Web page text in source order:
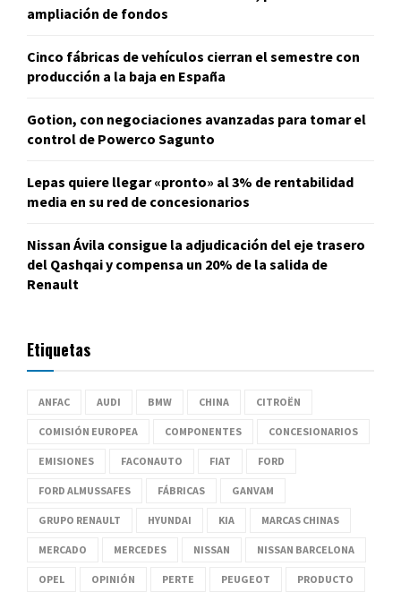
ampliación de fondos
Cinco fábricas de vehículos cierran el semestre con
producción a la baja en España
Gotion, con negociaciones avanzadas para tomar el
control de Powerco Sagunto
Lepas quiere llegar «pronto» al 3% de rentabilidad
media en su red de concesionarios
Nissan Ávila consigue la adjudicación del eje trasero
del Qashqai y compensa un 20% de la salida de
Renault
Etiquetas
ANFAC AUDI BMW CHINA CITROËN
COMISIÓN EUROPEA COMPONENTES CONCESIONARIOS
EMISIONES FACONAUTO FIAT FORD
FORD ALMUSSAFES FÁBRICAS GANVAM
GRUPO RENAULT HYUNDAI KIA MARCAS CHINAS
MERCADO MERCEDES NISSAN NISSAN BARCELONA
OPEL OPINIÓN PERTE PEUGEOT PRODUCTO